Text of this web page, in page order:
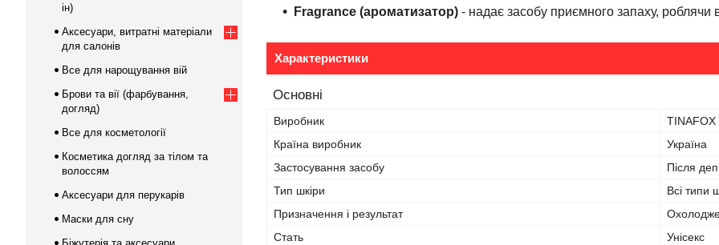
Fragrance (ароматизатор) - надає засобу приємного запаху,
Характеристики
Основні
Виробник
TINAFOX
Країна виробник
Україна
Застосування засобу
Після
Тип шкіри
Всі типи
Призначення і результат
Стать
Унісекс
ін)
Аксесуари, витратні матеріали
для салонів
Все для нарощування вій
Брови та вії (фарбування,
догляд)
Все для косметології
Косметика догляд за тілом та
волоссям
Аксесуари для перукарів
Маски для сну